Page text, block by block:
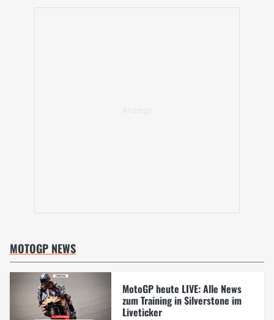
MOTOGP NEWS
MotoGP heute LIVE: Alle News
zum Training in Silverstone im
Liveticker